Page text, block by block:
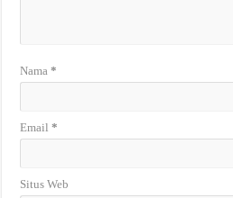
Nama*
Email*
Situs Web